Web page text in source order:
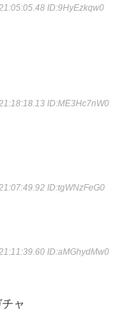
ID:9HyEzkqw0
ID:ME3Hc7nW0
ID:tgWNzFeG0
ID:aMGhydMw0
ャ